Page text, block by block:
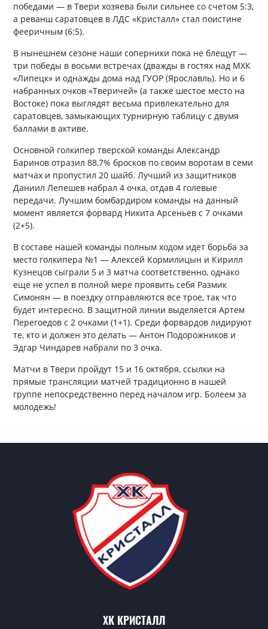
победами — в Твери хозяева были сильнее со счетом 5:3,
а реванш саратовцев в ЛДС «Кристалл» стал поистине
фееричным (6:5).
В нынешнем сезоне наши соперники пока не блещут —
три победы в восьми встречах (дважды в гостях над МХК
«Липецк» и однажды дома над ГУОР (Ярославль). Но и 6
набранных очков «Тверичей» (а также шестое место на
Востоке) пока выглядят весьма привлекательно для
саратовцев, замыкающих турнирную таблицу с двумя
баллами в активе.
Основной голкипер тверской команды Александр
Баринов отразил 88,7% бросков по своим воротам в семи
матчах и пропустил 20 шайб. Лучший из защитников
Даниил Лепешев набрал 4 очка, отдав 4 голевые
передачи. Лучшим бомбардиром команды на данный
момент является форвард Никита Арсеньев с 7 очками
(2+5).
В составе нашей команды полным ходом идет борьба за
место голкипера №1 — Алексей Кормилицын и Кирилл
Кузнецов сыграли 5 и 3 матча соответственно, однако
еще не успел в полной мере проявить себя Размик
Симонян — в поездку отправляются все трое, так что
будет интересно. В защитной линии выделяется Артем
Перегоедов с 2 очками (1+1). Среди форвардов лидируют
те, кто и должен это делать — Антон Подорожников и
Эдгар Чиндарев набрали по 3 очка.
Матчи в Твери пройдут 15 и 16 октября, ссылки на
прямые трансляции матчей традиционно в нашей
группе непосредственно перед началом игр. Болеем за
молодежь!
ХК КРИСТАЛЛ